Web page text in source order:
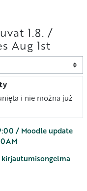
1.8. /
Aug 1st
i nie można już
/ Moodle update